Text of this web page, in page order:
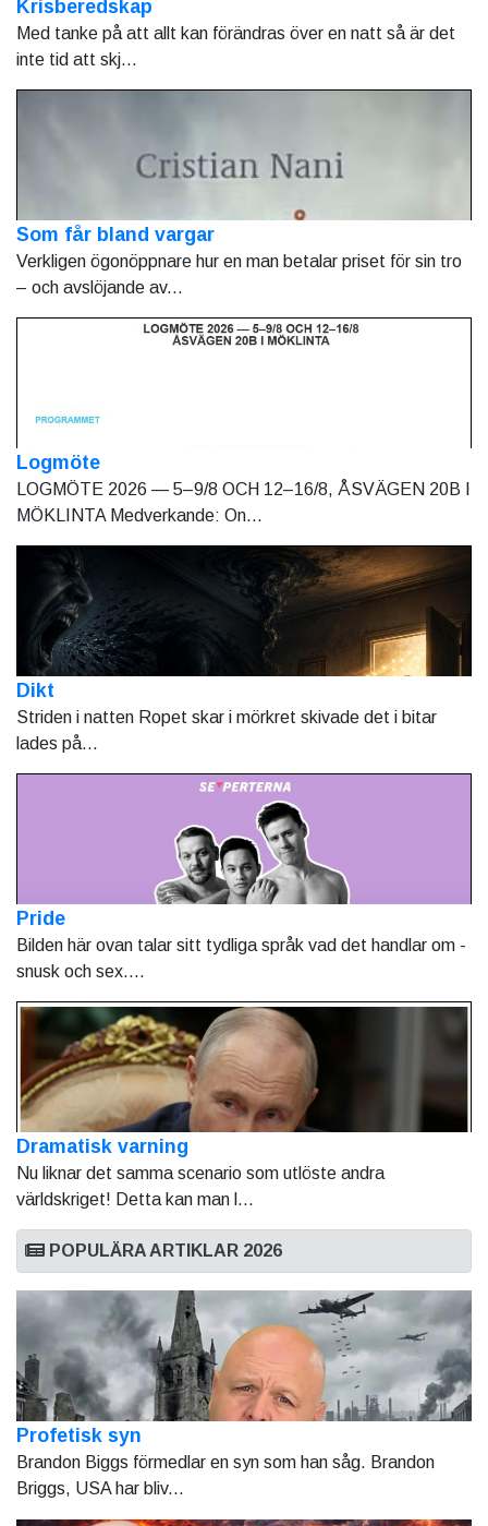
Krisberedskap
Med tanke på att allt kan förändras över en natt så är det
inte tid att skj...
Som får bland vargar
Verkligen ögonöppnare hur en man betalar priset för sin tro
– och avslöjande av...
Logmöte
LOGMÖTE 2026 — 5–9/8 OCH 12–16/8, ÅSVÄGEN 20B I
MÖKLINTA Medverkande: On...
Dikt
Striden i natten Ropet skar i mörkret skivade det i bitar
lades på...
Pride
Bilden här ovan talar sitt tydliga språk vad det handlar om -
snusk och sex....
Dramatisk varning
Nu liknar det samma scenario som utlöste andra
världskriget! Detta kan man l...
POPULÄRA ARTIKLAR 2026
Profetisk syn
Brandon Biggs förmedlar en syn som han såg. Brandon
Briggs, USA har bliv...